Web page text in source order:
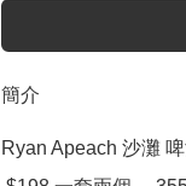
簡介
Ryan Apeach 沙灘